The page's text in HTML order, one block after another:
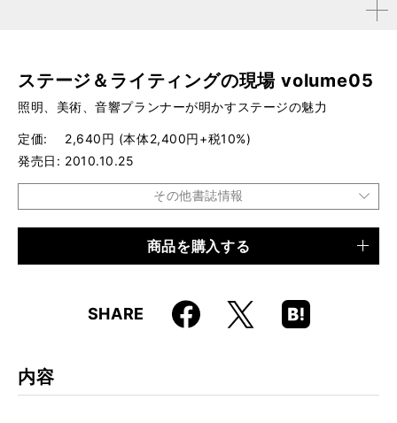
拡大す
ステージ＆ライティングの現場 volume05
照明、美術、音響プランナーが明かすステージの魅力
定価
2,640円 (本体2,400円+税10%)
発売日
2010.10.25
その他書誌情報
9784845618637
商品を購入する
SHARE Faceboo
k
X
Hatena
Boo
内容